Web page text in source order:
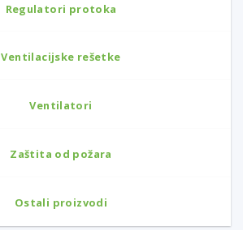
Regulatori protoka
Ventilacijske rešetke
Ventilatori
Zaštita od požara
Ostali proizvodi